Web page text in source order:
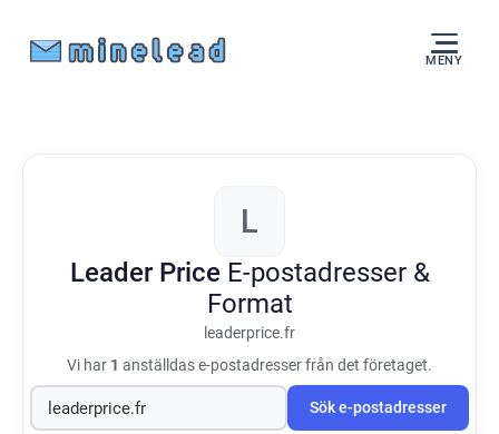
MENY
L
Leader Price E-postadresser &
Format
leaderprice.fr
Vi har 1 anställdas e-postadresser från det företaget.
Sök e-postadresser